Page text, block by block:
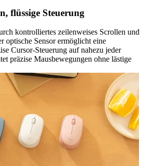
flüssige Steuerung
kontrolliertes zeilenweises Scrollen und
optische Sensor ermöglicht eine
Cursor-Steuerung auf nahezu jeder
präzise Mausbewegungen ohne lästige